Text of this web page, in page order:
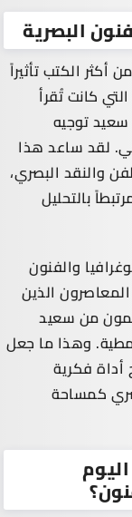
البصرية
أكثر الكتب تأثيراً
كانت تُقرأ
سعيد توجيه
لقد ساعد هذا
والنقد البصري،
بالتحليل
والفنون
الذين
من سعيد
وهذا ما جعل
أداة فكرية
كمساحة